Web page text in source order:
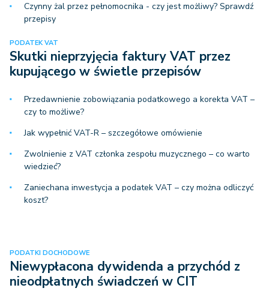
Czynny żal przez pełnomocnika - czy jest możliwy? Sprawdź
przepisy
PODATEK VAT
Skutki nieprzyjęcia faktury VAT przez
kupującego w świetle przepisów
Przedawnienie zobowiązania podatkowego a korekta VAT –
czy to możliwe?
Jak wypełnić VAT-R – szczegółowe omówienie
Zwolnienie z VAT członka zespołu muzycznego – co warto
wiedzieć?
Zaniechana inwestycja a podatek VAT – czy można odliczyć
koszt?
PODATKI DOCHODOWE
Niewypłacona dywidenda a przychód z
nieodpłatnych świadczeń w CIT